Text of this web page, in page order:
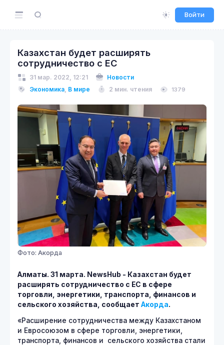
Войти
Казахстан будет расширять
сотрудничество с ЕС
31 мар. 2022, 12:21
Новости
Экономика, В мире 2 мин. чтения 1379
Фото: Акорда
Алматы. 31 марта. NewsHub - Казахстан будет
расширять сотрудничество с ЕС в сфере
торговли, энергетики, транспорта, финансов и
сельского хозяйства, сообщает Акорда.
«Расширение сотрудничества между Казахстаном
и Евросоюзом в сфере торговли, энергетики,
транспорта, финансов и сельского хозяйства стали